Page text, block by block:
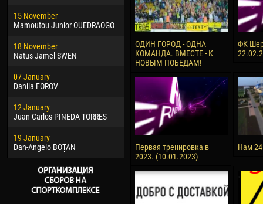
15 November
Mamoutou Junior OUEDRAOGO
18 November
Natus Jamel SWEN
07 January
Danila FOROV
12 January
Juan Carlos PINEDA TORRES
19 January
Dan-Angelo BOȚAN
09 March
Emmanuel AFETSE
Jayder Moreno ASPRILLA
22 March
Samba KONÉ
Vitor Hugo Morais de OLIVEIRA
28 March
Raí LOPES DE OLIVEIRA
24
15
Ivan
17
Jair
ОДИН ГОРОД - ОДНА
КОМАНДА. ВМЕСТЕ - К
НОВЫМ ПОБЕДАМ!
ФК
Первая тренировка в
2023. (10.01.2023)
Нам